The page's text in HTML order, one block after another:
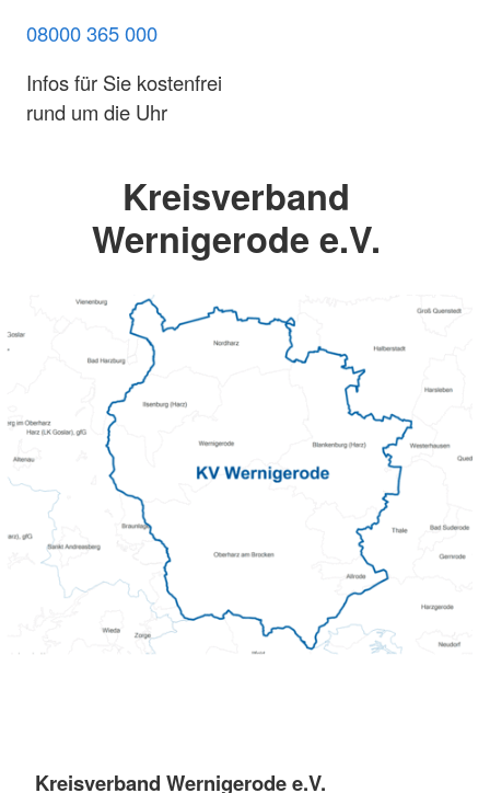
08000 365 000
Infos für Sie kostenfrei
rund um die Uhr
Kreisverband
Wernigerode e.V.
Kreisverband Wernigerode e.V.